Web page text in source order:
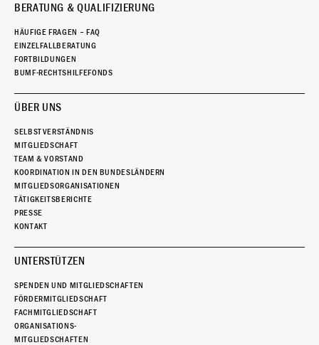
BERATUNG & QUALIFIZIERUNG
HÄUFIGE FRAGEN – FAQ
EINZELFALLBERATUNG
FORTBILDUNGEN
BUMF-RECHTSHILFEFONDS
ÜBER UNS
SELBSTVERSTÄNDNIS
MITGLIEDSCHAFT
TEAM & VORSTAND
KOORDINATION IN DEN BUNDESLÄNDERN
MITGLIEDSORGANISATIONEN
TÄTIGKEITSBERICHTE
PRESSE
KONTAKT
UNTERSTÜTZEN
SPENDEN UND MITGLIEDSCHAFTEN
FÖRDERMITGLIEDSCHAFT
FACHMITGLIEDSCHAFT
ORGANISATIONS-
MITGLIEDSCHAFTEN